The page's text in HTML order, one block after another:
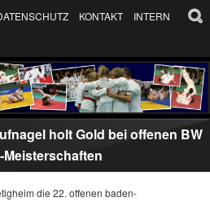
KONTAKT
INTERN
holt Gold bei offenen BW
Meisterschaften
die 22. offenen baden-